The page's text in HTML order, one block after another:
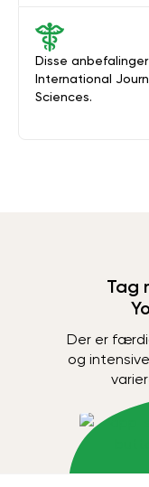
Disse
International
Sciences.
Tag
Der er
og